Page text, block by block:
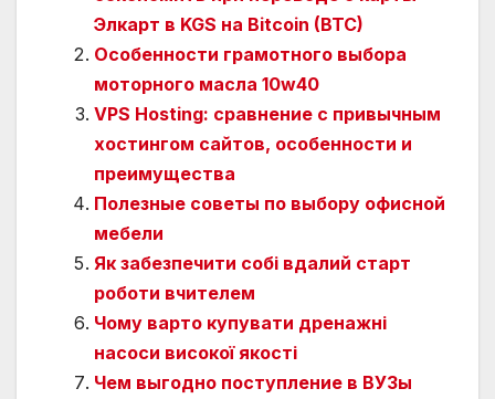
Элкарт в KGS на Bitcoin (BTC)
Особенности грамотного выбора
моторного масла 10w40
VPS Hosting: сравнение с привычным
хостингом сайтов, особенности и
преимущества
Полезные советы по выбору офисной
мебели
Як забезпечити собі вдалий старт
роботи вчителем
Чому варто купувати дренажні
насоси високої якості
Чем выгодно поступление в ВУЗы